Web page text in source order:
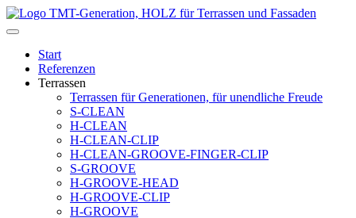
Start
Referenzen
Terrassen
Terrassen für Generationen, für unendliche Freude
S-CLEAN
H-CLEAN
H-CLEAN-CLIP
H-CLEAN-GROOVE-FINGER-CLIP
S-GROOVE
H-GROOVE-HEAD
H-GROOVE-CLIP
H-GROOVE